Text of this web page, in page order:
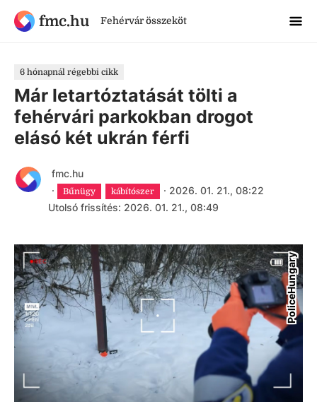
fmc.hu Fehérvár összeköt
6 hónapnál régebbi cikk
Már letartóztatását tölti a
fehérvári parkokban drogot
elásó két ukrán férfi
fmc.hu
·
Bűnügy kábítószer · 2026. 01. 21., 08:22
Utolsó frissítés: 2026. 01. 21., 08:49
PoliceHungary